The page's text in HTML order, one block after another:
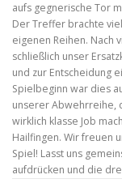
aufs gegnerische Tor
Der Treffer brachte
eigenen Reihen. Nach
schließlich unser
und zur Entscheidung
Spielbeginn war dies
unserer Abwehrreihe,
wirklich klasse Job
Hailfingen. Wir freuen
Spiel! Lasst uns
aufdrücken und die